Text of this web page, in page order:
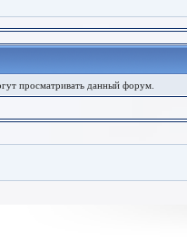
просматривать данный форум.